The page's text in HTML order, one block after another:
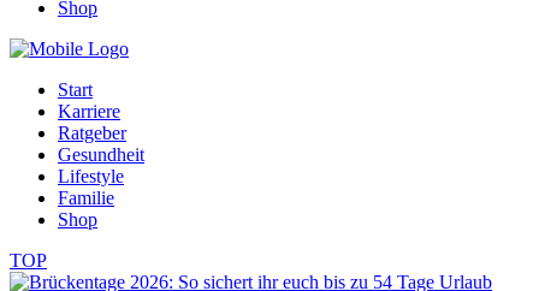
Shop
Start
Karriere
Ratgeber
Gesundheit
Lifestyle
Familie
Shop
TOP